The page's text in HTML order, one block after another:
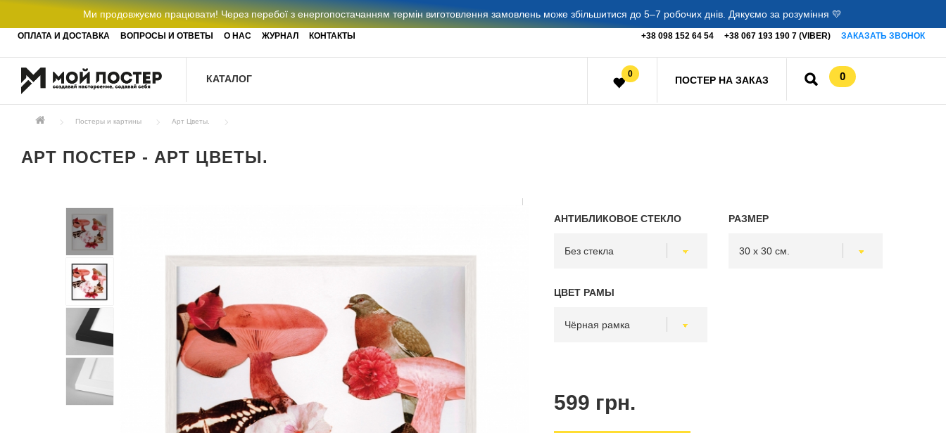
Ми продовжуємо працювати! Через перебої з енергопостачанням термін виготовлення замовлень може збільшитися до 5–7 робочих днів. Дякуємо за розуміння 💛
ОПЛАТА И ДОСТАВКА ВОПРОСЫ И ОТВЕТЫ О НАС ЖУРНАЛ КОНТАКТЫ +38 098 152 64 54 +38 067 193 190 7 (VIBER) ЗАКАЗАТЬ ЗВОНОК
КАТАЛОГ 0
ПОСТЕР НА ЗАКАЗ 0
Постеры и картины Арт Цветы.
АРТ ПОСТЕР - АРТ ЦВЕТЫ.
АНТИБЛИКОВОЕ СТЕКЛО РАЗМЕР
ЦВЕТ РАМЫ
599 грн.